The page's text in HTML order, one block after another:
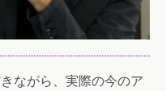
ながら、実際の今のア